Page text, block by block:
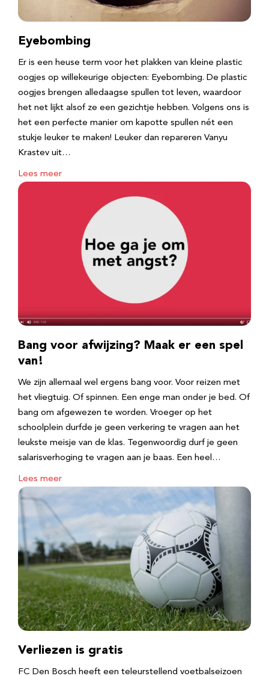
Eyebombing
Er is een heuse term voor het plakken van kleine plastic
oogjes op willekeurige objecten: Eyebombing. De plastic
oogjes brengen alledaagse spullen tot leven, waardoor
het net lijkt alsof ze een gezichtje hebben. Volgens ons is
het een perfecte manier om kapotte spullen nét een
stukje leuker te maken! Leuker dan repareren Vanyu
Krastev uit…
Lees meer
Bang voor afwijzing? Maak er een spel
van!
We zijn allemaal wel ergens bang voor. Voor reizen met
het vliegtuig. Of spinnen. Een enge man onder je bed. Of
bang om afgewezen te worden. Vroeger op het
schoolplein durfde je geen verkering te vragen aan het
leukste meisje van de klas. Tegenwoordig durf je geen
salarisverhoging te vragen aan je baas. Een heel…
Lees meer
Verliezen is gratis
FC Den Bosch heeft een teleurstellend voetbalseizoen